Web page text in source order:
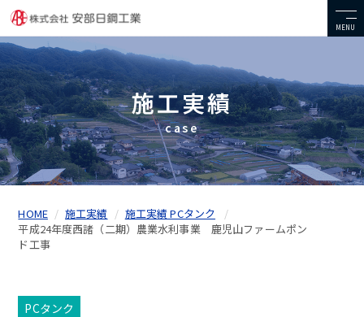
MENU
施工実績
case
HOME 施工実績
施工実績 PCタンク
平成24年度西諸（二期）農業水利事業 鹿児山ファームポン
ド工事
PCタンク